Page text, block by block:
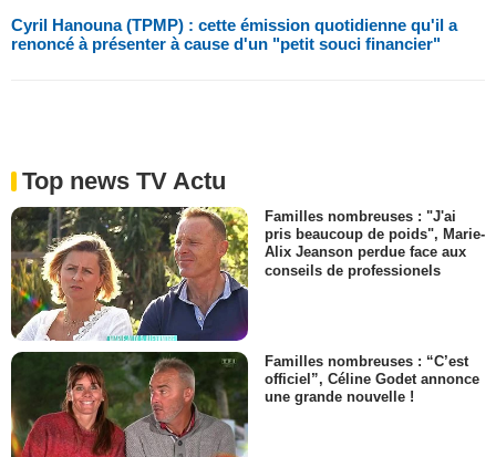
Cyril Hanouna (TPMP) : cette émission quotidienne qu'il a
renoncé à présenter à cause d'un "petit souci financier"
Top news TV Actu
Familles nombreuses : "J'ai
pris beaucoup de poids", Marie-
Alix Jeanson perdue face aux
conseils de professionels
Familles nombreuses : “C’est
officiel”, Céline Godet annonce
une grande nouvelle !